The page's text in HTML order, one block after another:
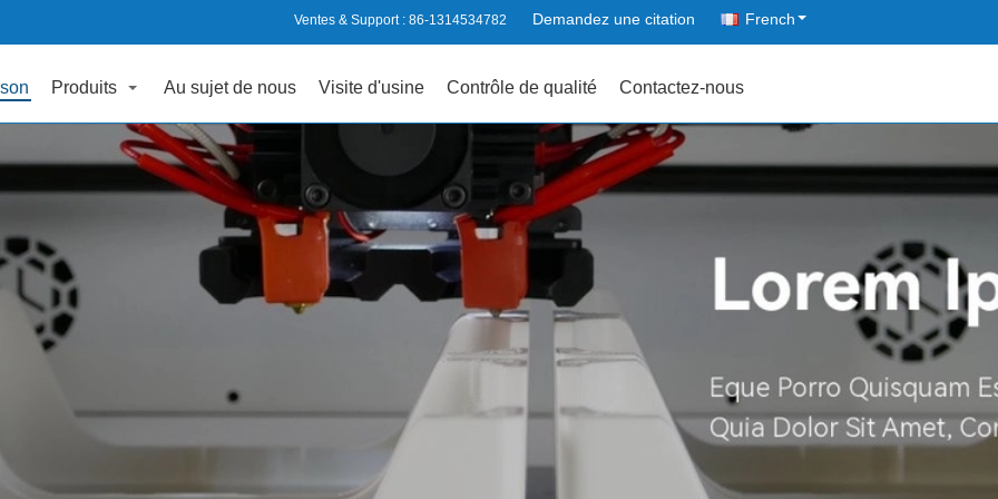
Ventes & Support : 86-1314534782 Demandez une citation French
Produits Au sujet de nous Visite d'usine Contrôle de qualité Contactez-nous